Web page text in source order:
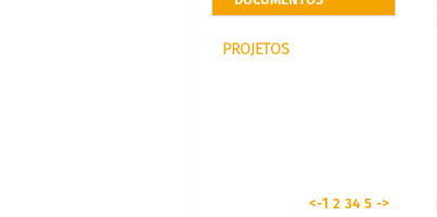
PROJETOS
<-1 2 34 5 ->